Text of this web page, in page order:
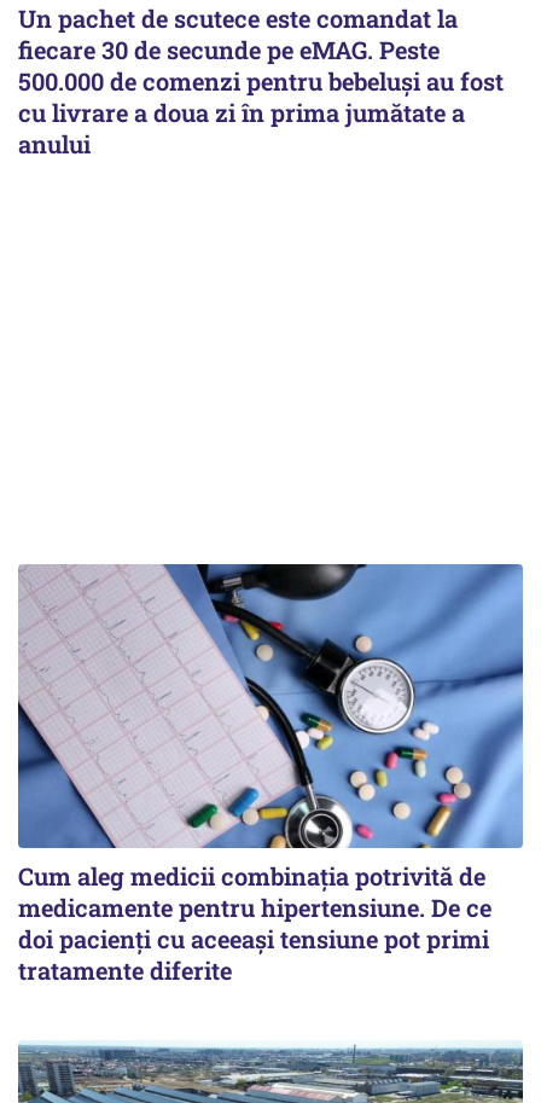
Un pachet de scutece este comandat la
fiecare 30 de secunde pe eMAG. Peste
500.000 de comenzi pentru bebeluși au fost
cu livrare a doua zi în prima jumătate a
anului
Cum aleg medicii combinația potrivită de
medicamente pentru hipertensiune. De ce
doi pacienți cu aceeași tensiune pot primi
tratamente diferite